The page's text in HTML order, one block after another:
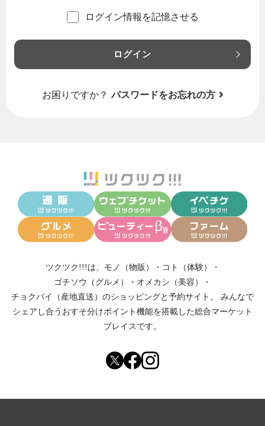
ログイン情報を記憶させる
ログイン
お困りですか？ パスワードをお忘れの方
ツクツク!!!は、 モノ（物販） ・ コト（体験）
・
ゴチソウ（グルメ）
・ オメカシ（美容）
・
チョクバイ（産地直送） のショッピングと予約サイト。
みんなで
シェアし合う おすそ分けポイント機能を搭載した総合マーケット
プレイスです。